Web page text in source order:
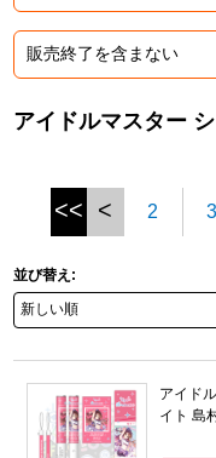
ラブライブ！サンシャイン‼
アイドリッシュセブン
モフモフパレード
アイドルマスター
<< < 2 3
並び替え:
アイド
イト 島